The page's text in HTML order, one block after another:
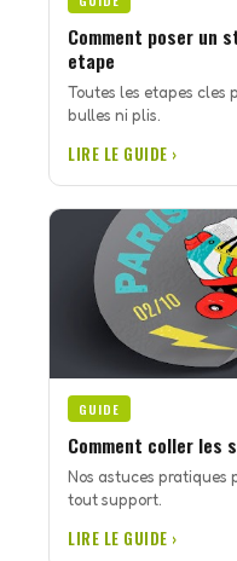
Comment poser un
etape
Toutes les etapes cles
bulles ni plis.
LIRE LE GUIDE ›
GUIDE
Comment coller les
Nos astuces pratiques
tout support.
LIRE LE GUIDE ›